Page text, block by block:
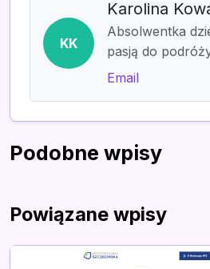
KK
Karolina
Absolwentka
pasją do
Email
Podobne wpisy
Powiązane wpisy